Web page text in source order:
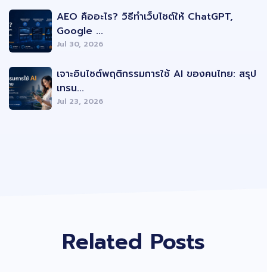
AEO คืออะไร? วิธีทำเว็บไซต์ให้ ChatGPT,
Google ...
Jul 30, 2026
เจาะอินไซต์พฤติกรรมการใช้ AI ของคนไทย: สรุป
เทรน...
Jul 23, 2026
Related Posts